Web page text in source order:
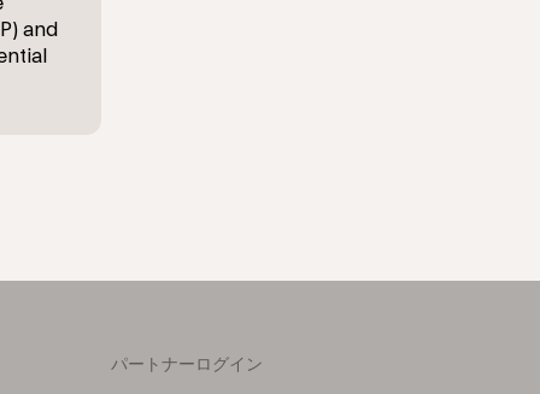
and
パートナーログイン